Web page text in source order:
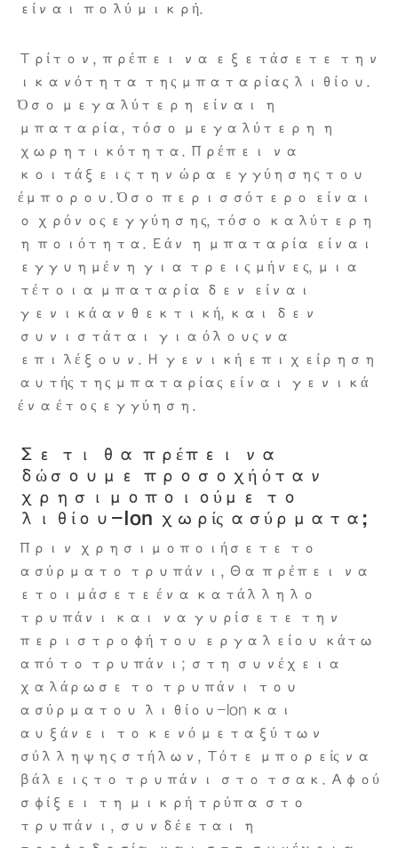
είναι πολύ μικρή.
Τρίτον, πρέπει να εξετάσετε την
ικανότητα της μπαταρίας λιθίου.
Όσο μεγαλύτερη είναι η
μπαταρία, τόσο μεγαλύτερη η
χωρητικότητα. Πρέπει να
κοιτάξεις την ώρα εγγύησης του
έμπορου. Όσο περισσότερο είναι
ο χρόνος εγγύησης, τόσο καλύτερη
η ποιότητα. Εάν η μπαταρία είναι
εγγυημένη για τρεις μήνες, μια
τέτοια μπαταρία δεν είναι
γενικά ανθεκτική, και δεν
συνιστάται για όλους να
επιλέξουν. Η γενική επιχείρηση
αυτής της μπαταρίας είναι γενικά
ένα έτος εγγύηση.
Σε τι θα πρέπει να
δώσουμε προσοχή όταν
χρησιμοποιούμε το
λιθίου-Ion χωρίς ασύρματα;
Πριν χρησιμοποιήσετε το
ασύρματο τρυπάνι, Θα πρέπει να
ετοιμάσετε ένα κατάλληλο
τρυπάνι και να γυρίσετε την
περιστροφή του εργαλείου κάτω
από το τρυπάνι; στη συνέχεια
χαλάρωσε το τρυπάνι του
ασύρματου λιθίου-lon και
αυξάνει το κενό μεταξύ των
σύλληψης στήλων, Τότε μπορείς να
βάλεις το τρυπάνι στο τσακ. Αφού
σφίξει τη μικρή τρύπα στο
τρυπάνι, συνδέεται η